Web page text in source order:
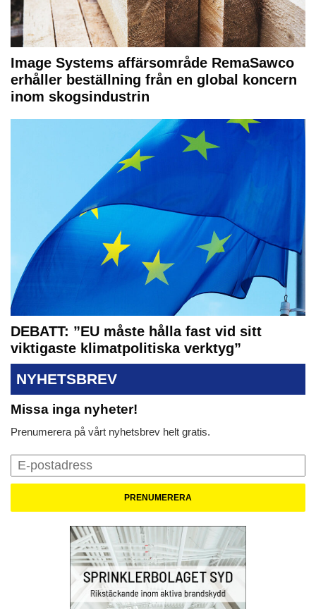
Image Systems affärsområde RemaSawco
erhåller beställning från en global koncern
inom skogsindustrin
DEBATT: ”EU måste hålla fast vid sitt
viktigaste klimatpolitiska verktyg”
NYHETSBREV
Missa inga nyheter!
Prenumerera på vårt nyhetsbrev helt gratis.